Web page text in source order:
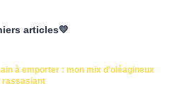
articles💛
à emporter : mon mix d’oléagineux
rassasiant